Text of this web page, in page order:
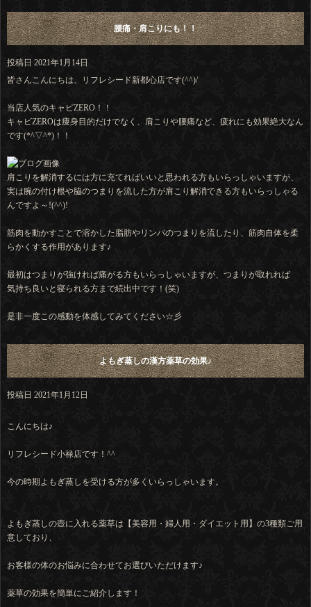
腰痛・肩こりにも！！
投稿日 2021年1月14日
皆さんこんにちは、リフレシード新都心店です(^^)/
当店人気のキャビZERO！！
キャビZEROは痩身目的だけでなく、肩こりや腰痛など、疲れにも効果絶大なん
です(*^▽^*)！！
肩こりを解消するには方に充てればいいと思われる方もいらっしゃいますが、
実は腕の付け根や脇のつまりを流した方が肩こり解消できる方もいらっしゃる
んですよ～!(^^)!
筋肉を動かすことで溶かした脂肪やリンパのつまりを流したり、筋肉自体を柔
らかくする作用があります♪
最初はつまりが強ければ痛がる方もいらっしゃいますが、つまりが取れれば
気持ち良いと寝られる方まで続出中です！(笑)
是非一度この感動を体感してみてください☆彡
よもぎ蒸しの漢方薬草の効果♪
投稿日 2021年1月12日
こんにちは♪
リフレシード小禄店です！^^
今の時期よもぎ蒸しを受ける方が多くいらっしゃいます。
よもぎ蒸しの壺に入れる薬草は【美容用・婦人用・ダイエット用】の3種類ご用
意しており、
お客様の体のお悩みに合わせてお選びいただけます♪
薬草の効果を簡単にご紹介します！